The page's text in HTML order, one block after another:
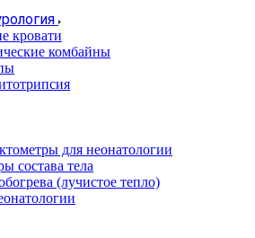
кровати
комбайны
для неонатологии
состава тела
(лучистое тепло)